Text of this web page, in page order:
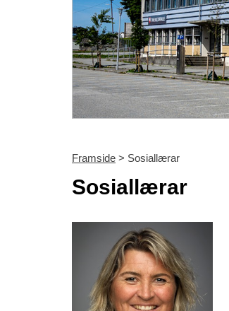
Framside > Sosiallærar
Sosiallærar